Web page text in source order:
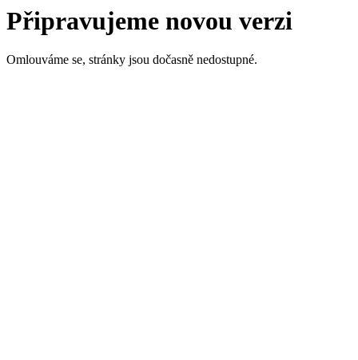
Připravujeme novou verzi
Omlouváme se, stránky jsou dočasně nedostupné.